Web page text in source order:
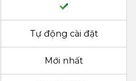
Tự động cài đặt
Mới nhất